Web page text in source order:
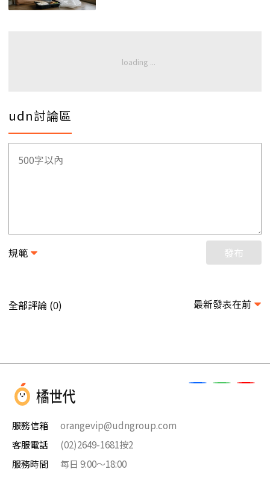
udn討論區
規範 發布
全部評論 (0) 最新發表在前
服務信箱
orangevip@udngroup.com
客服電話
(02)2649-1681按2
服務時間
每日 9:00～18:00